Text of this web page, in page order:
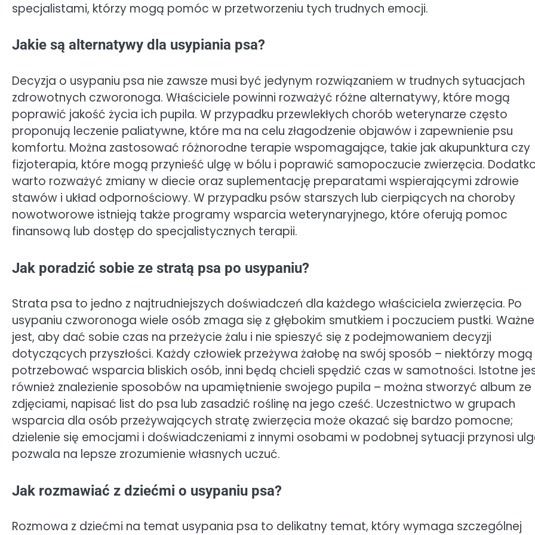
specjalistami, którzy mogą pomóc w przetworzeniu tych trudnych emocji.
Jakie są alternatywy dla usypiania psa?
Decyzja o usypaniu psa nie zawsze musi być jedynym rozwiązaniem w trudnych sytuacjach
zdrowotnych czworonoga. Właściciele powinni rozważyć różne alternatywy, które mogą
poprawić jakość życia ich pupila. W przypadku przewlekłych chorób weterynarze często
proponują leczenie paliatywne, które ma na celu złagodzenie objawów i zapewnienie psu
komfortu. Można zastosować różnorodne terapie wspomagające, takie jak akupunktura czy
fizjoterapia, które mogą przynieść ulgę w bólu i poprawić samopoczucie zwierzęcia.
warto rozważyć zmiany w diecie oraz suplementację preparatami wspierającymi zdrowie
stawów i układ odpornościowy. W przypadku psów starszych lub cierpiących na choroby
nowotworowe istnieją także programy wsparcia weterynaryjnego, które oferują pomoc
finansową lub dostęp do specjalistycznych terapii.
Jak poradzić sobie ze stratą psa po usypaniu?
Strata psa to jedno z najtrudniejszych doświadczeń dla każdego właściciela zwierzęcia. Po
usypaniu czworonoga wiele osób zmaga się z głębokim smutkiem i poczuciem pustki. Ważne
jest, aby dać sobie czas na przeżycie żalu i nie spieszyć się z podejmowaniem decyzji
dotyczących przyszłości. Każdy człowiek przeżywa żałobę na swój sposób – niektórzy mogą
potrzebować wsparcia bliskich osób, inni będą chcieli spędzić czas w samotności. Istotne
również znalezienie sposobów na upamiętnienie swojego pupila – można stworzyć album ze
zdjęciami, napisać list do psa lub zasadzić roślinę na jego cześć. Uczestnictwo w grupach
wsparcia dla osób przeżywających stratę zwierzęcia może okazać się bardzo pomocne;
dzielenie się emocjami i doświadczeniami z innymi osobami w podobnej sytuacji przynosi
pozwala na lepsze zrozumienie własnych uczuć.
Jak rozmawiać z dziećmi o usypaniu psa?
Rozmowa z dziećmi na temat usypania psa to delikatny temat, który wymaga szczególnej